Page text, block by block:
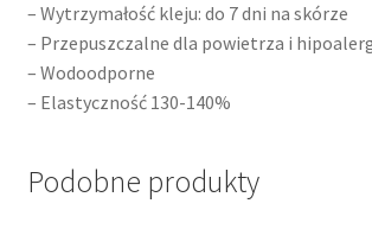
– Wytrzymałość kleju: do 7 dni na skórze
– Przepuszczalne dla powietrza i
– Wodoodporne
– Elastyczność 130-140%
Podobne produkty